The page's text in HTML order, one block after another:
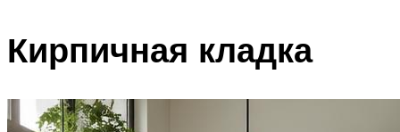
Кирпичная кладка